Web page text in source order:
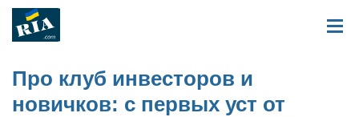
Про клуб инвесторов и
новичков: с первых уст от